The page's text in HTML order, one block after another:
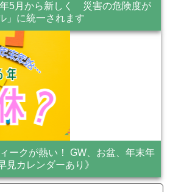
5月から新しく 災害の危険度が
」に統一されます
ークが熱い！ GW、お盆、年末年
見カレンダーあり》